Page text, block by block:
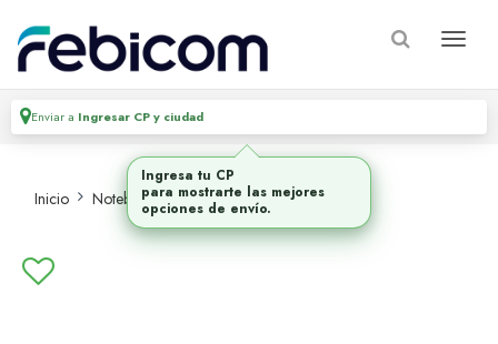
Enviar a Ingresar CP y ciudad
Inicio Notebooks Notebooks